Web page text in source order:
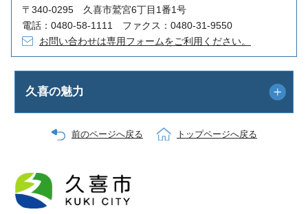
〒340-0295 久喜市鷲宮6丁目1番1号
電話：0480-58-1111 ファクス：0480-31-9550
お問い合わせは専用フォームをご利用ください。
久喜の魅力
前のページへ戻る トップページへ戻る